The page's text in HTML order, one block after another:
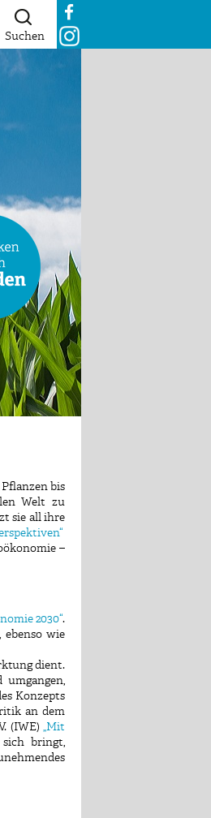
Suchen
bis
Welt zu
sie all ihre
–
2030“.
ebenso wie
dient.
Konzepts
an dem
(IWE) „Mit
bringt,